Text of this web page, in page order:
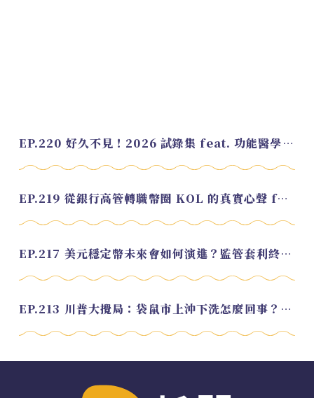
EP.220 好久不見！2026 試錄集 feat. 功能醫學營養師 美寶
EP.219 從銀行高管轉職幣圈 KOL 的真實心聲 feat.龜大
EP.217 美元穩定幣未來會如何演進？監管套利終將收斂？feat. 研究員 余哲安
EP.213 川普大攪局：袋鼠市上沖下洗怎麼回事？feat. Alvin